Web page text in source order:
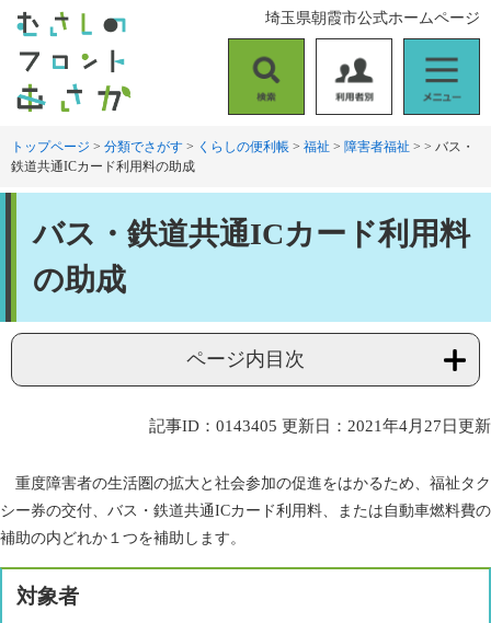
す
。
し
て
索
用
者
ニ
ュ
埼玉県朝霞市公式ホームページ
トップページ > 分類でさがす > くらしの便利帳 > 福祉 > 障害者福祉 > > バス・
鉄道共通ICカード利用料の助成
バス・鉄道共通ICカード利用料
の助成
ページ内目次
記事ID：0143405 更新日：2021年4月27日更新
重度障害者の生活圏の拡大と社会参加の促進をはかるため、福祉タク
シー券の交付、バス・鉄道共通ICカード利用料、または自動車燃料費の
補助の内どれか１つを補助します。
対象者